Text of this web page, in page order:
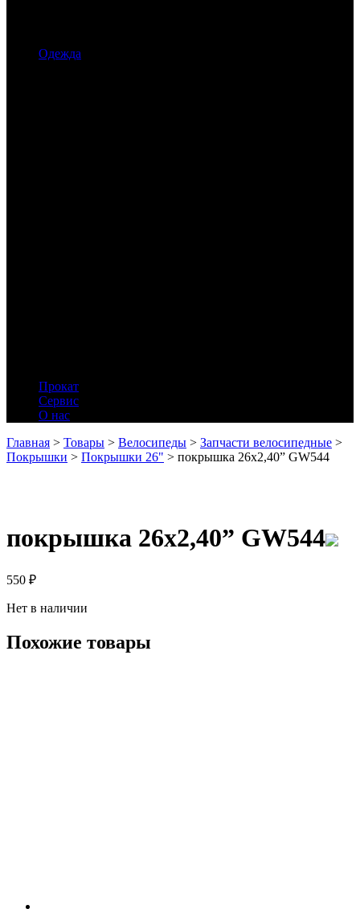
Одежда
Прокат
Сервис
О нас
Главная > Товары > Велосипеды > Запчасти велосипедные >
Покрышки > Покрышки 26" > покрышка 26х2,40” GW544
покрышка 26х2,40” GW544
550 ₽
Нет в наличии
Похожие товары